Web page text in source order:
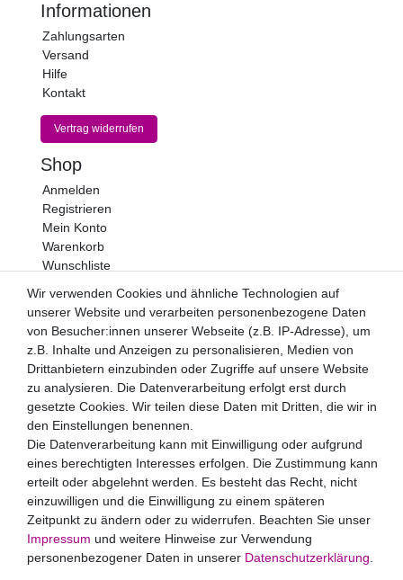
Informationen
Zahlungsarten
Versand
Hilfe
Kontakt
Vertrag widerrufen
Shop
Anmelden
Registrieren
Mein Konto
Warenkorb
Wunschliste
Newsletter
Newsletter
Honig
Hiermit bestätige ich, dass ich dieDaten­schutz­erklärung
gelesen habe. Meine Einwilligung kann ich jederzeit
widerrufen.**
Abonnieren
** Hierbei handelt es sich um ein Pflichtfeld.
Zahlungsarten
Wir verwenden Cookies und ähnliche Technologien auf
unserer Website und verarbeiten personenbezogene Daten
von Besucher:innen unserer Webseite (z.B. IP-Adresse), um
z.B. Inhalte und Anzeigen zu personalisieren, Medien von
Drittanbietern einzubinden oder Zugriffe auf unsere Website
zu analysieren. Die Datenverarbeitung erfolgt erst durch
gesetzte Cookies. Wir teilen diese Daten mit Dritten, die wir in
den Einstellungen benennen.
Die Datenverarbeitung kann mit Einwilligung oder aufgrund
eines berechtigten Interesses erfolgen. Die Zustimmung kann
erteilt oder abgelehnt werden. Es besteht das Recht, nicht
einzuwilligen und die Einwilligung zu einem späteren
Zeitpunkt zu ändern oder zu widerrufen. Beachten Sie unser
Impressum und weitere Hinweise zur Verwendung
personenbezogener Daten in unserer Daten­schutz­erklärung